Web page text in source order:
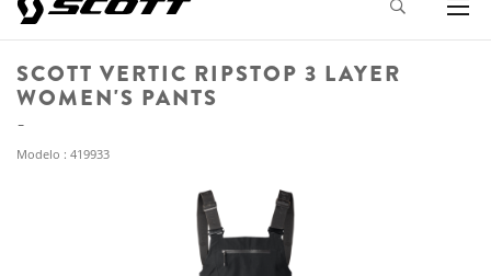
SCOTT VERTIC RIPSTOP 3 LAYER
WOMEN'S PANTS
Modelo : 419933